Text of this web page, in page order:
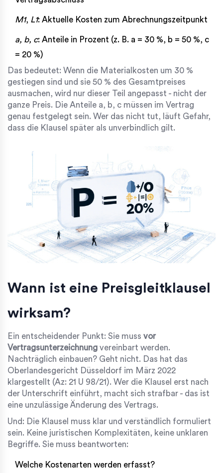
M1, L1: Aktuelle Kosten zum Abrechnungszeitpunkt
a, b, c: Anteile in Prozent (z. B. a = 30 %, b = 50 %, c
= 20 %)
Das bedeutet: Wenn die Materialkosten um 30 %
gestiegen sind und sie 50 % des Gesamtpreises
ausmachen, wird nur dieser Teil angepasst - nicht der
ganze Preis. Die Anteile a, b, c müssen im Vertrag
genau festgelegt sein. Wer das nicht tut, läuft Gefahr,
dass die Klausel später als unverbindlich gilt.
Wann ist eine Preisgleitklausel
wirksam?
Ein entscheidender Punkt: Sie muss vor
Vertragsunterzeichnung vereinbart werden.
Nachträglich einbauen? Geht nicht. Das hat das
Oberlandesgericht Düsseldorf im März 2022
klargestellt (Az: 21 U 98/21). Wer die Klausel erst nach
der Unterschrift einführt, macht sich strafbar - das ist
eine unzulässige Änderung des Vertrags.
Und: Die Klausel muss klar und verständlich formuliert
sein. Keine juristischen Komplexitäten, keine unklaren
Begriffe. Sie muss beantworten:
Welche Kostenarten werden erfasst?